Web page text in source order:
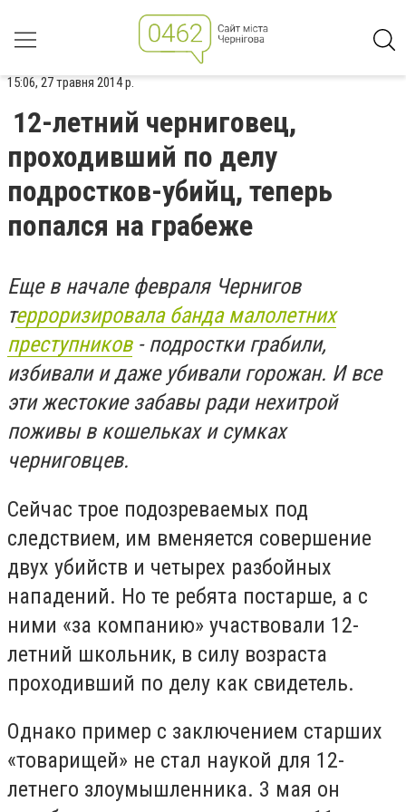
15:06, 27 травня 2014 р.
12-летний черниговец,
проходивший по делу
подростков-убийц, теперь
попался на грабеже
Еще в начале февраля Чернигов
терроризировала банда малолетних
преступников- подростки грабили,
избивали и даже убивали горожан. И все
эти жестокие забавы ради нехитрой
поживы в кошельках и сумках
черниговцев.
Сейчас трое подозреваемых под
следствием, им вменяется совершение
двух убийств и четырех разбойных
нападений. Но те ребята постарше, а с
ними «за компанию» участвовали 12-
летний школьник, в силу возраста
проходивший по делу как свидетель.
Однако пример с заключением старших
«товарищей» не стал наукой для 12-
летнего злоумышленника. 3 мая он